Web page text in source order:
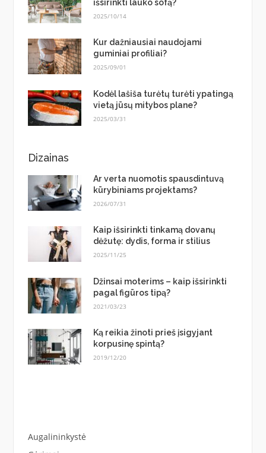
išsirinkti lauko sofą?
2025/10/14
Kur dažniausiai naudojami
guminiai profiliai?
2025/09/01
Kodėl lašiša turėtų turėti ypatingą
vietą jūsų mitybos plane?
2025/03/31
Dizainas
Ar verta nuomotis spausdintuvą
kūrybiniams projektams?
2026/07/31
Kaip išsirinkti tinkamą dovanų
dėžutę: dydis, forma ir stilius
2025/11/25
Džinsai moterims – kaip išsirinkti
pagal figūros tipą?
2021/03/23
Ką reikia žinoti prieš įsigyjant
korpusinę spintą?
2019/12/20
Augalininkystė